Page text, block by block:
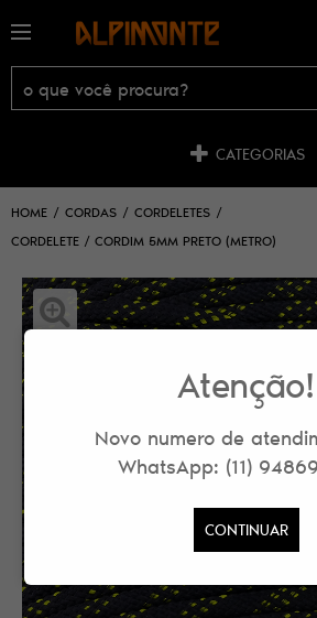
CATEGORIAS
HOME CORDAS
CORDELETES
CORDELETE / CORDIM 5MM PRETO (METRO)
Atenção!
Novo numero de
WhatsApp: (11)
CONTINUAR